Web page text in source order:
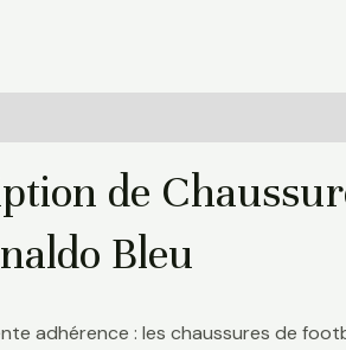
de
Bleu
adhérence : les chaussures de